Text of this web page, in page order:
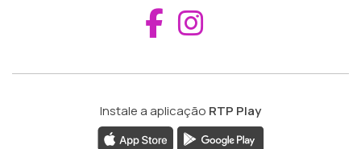
Aceder ao
Instale a aplicação RTP Play